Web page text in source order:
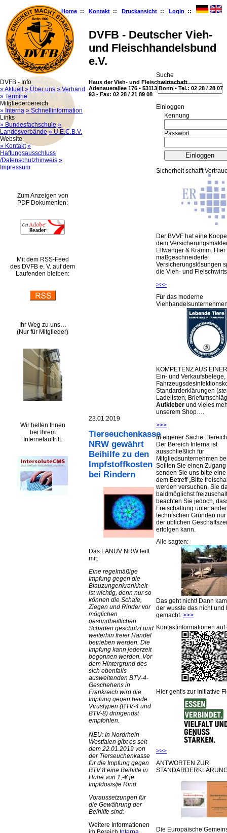
Home :: Kontakt :: Druckansicht :: LogIn ::
DVFB - Deutscher Vieh-
und Fleischhandelsbund
e.V.
Haus der Vieh- und Fleischwirtschaft
Adenauerallee 176 • 53113 Bonn • Tel.: 02 28 / 28 07
93 • Fax: 02 28 / 21 89 08
DVFB - Info
» Aktuell
» Über uns » Verband
» Termine
Mitgliederbereich
» Interna » Schnellinformation
Links
» Bundesfachschule »
Landesverbände » U.E.C.B.V.
Website
» Kontakt »
Haftungsausschluss
/Datenschutzhinweis »
Impressum
Zum Anzeigen von
PDF Dokumenten:
Mit dem RSS-Feed
des DVFB e. V. auf dem
Laufenden bleiben:
Ihr Weg zu uns…
(Nur für Mitglieder)
Wir helfen Ihnen
bei Ihrem
Internetauftritt:
23.01.2019
Tierseuchenkasse
NRW gewährt
Beihilfe zu den
Impfstoffkosten
bei Rindern
Das LANUV NRW teilt
mit:
Eine regelmäßige
Impfung gegen die
Blauzungenkrankheit
ist wichtig, denn nur so
können die Schafe,
Ziegen und Rinder vor
möglichen
gesundheitlichen
Schäden geschützt und
weiterhin freier Handel
betrieben werden. Die
Impfung kann jederzeit
begonnen werden. Vor
dem Hintergrund des
sich ebenfalls
ausweitenden BTV-4-
Geschehens in
Frankreich wird die
Impfung gegen beide
Virustypen (BTV-4 und
BTV-8) dringendst
empfohlen.
NEU: In Nordrhein-
Westfalen gibt es seit
dem 22.01.2019 von
der Tierseuchenkasse
für die Impfung gegen
BTV 8 eine Beihilfe in
Höhe von 1,-€ je
Impfdosis/je Rind.
Voraussetzungen für
die Gewährung der
Beihilfe sind:
Weitere Informationen
Suche
Ein­log­gen
Kennung
Passwort
Sicherheit schafft
Der BVVF hat eine
dem
Ellwanger & Kramm.
maßgeschneiderte
Versicherungslösungen
die Vieh- und
>>>
Für das moderne
KOMPETENZ AUS
Ein- und Verkaufsbelege,
Standarderklärungen (
Ladelisten,
Aufkleber und vieles
unserem Shop….
>>>
In eigener Sache:
Der Bereich Interna ist
ausschließlich für
Mitgliedsunternehmen
Sollten Sie einen
senden Sie uns bitte
dem Betreff „Bitte
werden versuchen, Sie
baldmöglichst
beachten Sie jedoch,
Freischaltung unter
technischen Gründen
der üblichen
erfolgen kann.
Alle sagten:
Das geht nicht! Dann
der wusste das nicht und
gemacht. >>>
Kontaktinformationen
Hier geht's zur Initiative
>>>
ANTWORTEN ZUR
Die Europäische